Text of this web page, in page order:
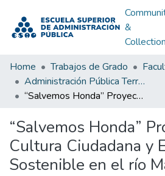
&
Home Trabajos de Grado
Administración Pública Territorial (APT)
“Salvemos Honda” Proyecto de Cultura Ciudadana y Economía Sostenible en el río Magdalena”
“Salvemos Honda”
Cultura Ciudadana y
Sostenible en el río